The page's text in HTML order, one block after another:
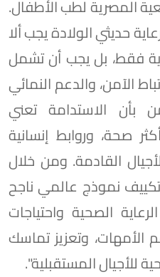
المصرية لطب الأطفال.
حديثي الولادة يجب ألا
فقط، بل يجب أن تشمل
الآمن، والدعم النمائي
بأن الاستدامة تعني
صحة، وروابط إنسانية
القادمة. ومن خلال
نموذج عالمي ناجح
الصحية واحتياجات
وتعزيز تماسك
للأجيال المستقبلية".